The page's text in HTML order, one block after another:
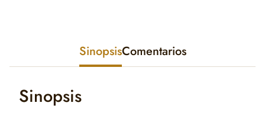
SinopsisComentarios
Sinopsis